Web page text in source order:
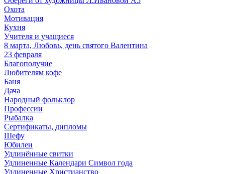
Охота
Мотивация
Кухня
Учителя и учащиеся
8 марта, Любовь, день святого Валентина
23 февраля
Благополучие
Любителям кофе
Баня
Дача
Народный фольклор
Профессии
Рыбалка
Сертификаты, дипломы
Шефу
Юбилеи
Удлинённые свитки
Удлиненные Календари Символ года
Удлиненные Христианство